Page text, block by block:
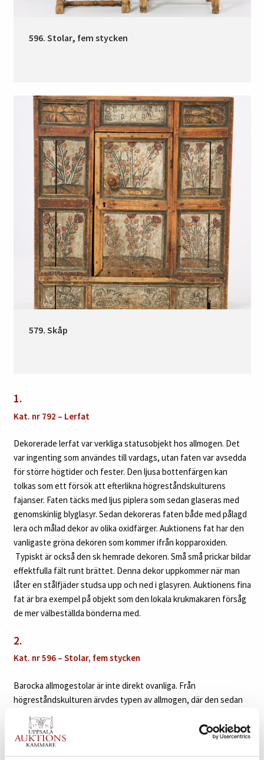
596. Stolar, fem stycken
579. Skåp
1.
Kat. nr 792 – Lerfat
Dekorerade lerfat var verkliga statusobjekt hos allmogen. Det
var ingenting som användes till vardags, utan faten var avsedda
för större högtider och fester. Den ljusa bottenfärgen kan
tolkas som ett försök att efterlikna högreståndskulturens
fajanser. Faten täcks med ljus piplera som sedan glaseras med
genomskinlig blyglasyr. Sedan dekoreras faten både med pålagd
lera och målad dekor av olika oxidfärger. Auktionens fat har den
vanligaste gröna dekoren som kommer ifrån kopparoxiden.
Typiskt är också den sk hemrade dekoren. Små små prickar bildar
effektfulla fält runt brättet. Denna dekor uppkommer när man
låter en stålfjäder studsa upp och ned i glasyren. Auktionens fina
fat är bra exempel på objekt som den lokala krukmakaren försåg
de mer välbeställda bönderna med.
2.
Kat. nr 596 – Stolar, fem stycken
Barocka allmogestolar är inte direkt ovanliga. Från
högreståndskulturen ärvdes typen av allmogen, där den sedan
blev den kanske mest utbredda modellen. De har funnits över
stora delar av landet, och tillverkningen pågick långt in på 1800-
talet. Vad som däremot är extremt ovanligt är stolar med
dekormåleri likt det på auktionens stolar. Modellen med högre